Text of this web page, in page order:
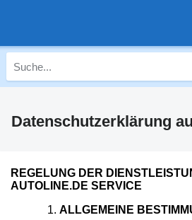
Datenschutzerklärung
REGELUNG DER
AUTOLINE.DE SERVICE
ALLGEMEINE